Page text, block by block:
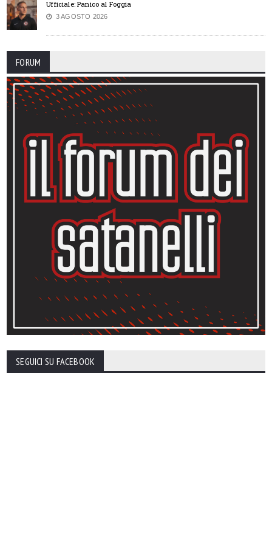
Ufficiale: Panico al Foggia
3 AGOSTO 2026
FORUM
SEGUICI SU FACEBOOK